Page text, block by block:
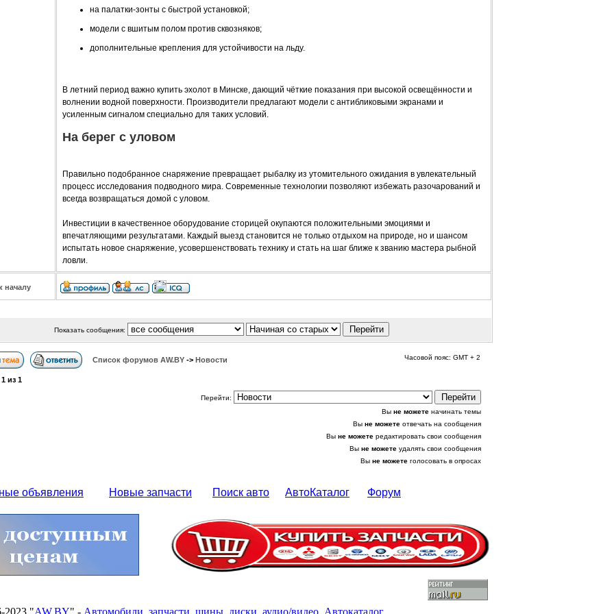
на палатки-зонты с быстрой установкой;
модели с вшитым полом против сквозняков;
дополнительные крепления для устойчивости на льду.
В летний период важно купить эхолот в Минске, дающий чёткие показания при высокой освещённости и
волнении водной поверхности. Производители предлагают модели с антибликовыми экранами и
усиленным сигналом специально для таких условий.
На берег с уловом
Правильно подобранное снаряжение превращает рыбалку из утомительного ожидания в увлекательный
процесс исследования подводного мира. Современные технологии позволяют избежать разочарований и
всегда возвращаться домой с уловом.
Инвестиции в качественное оборудование сторицей окупаются положительными эмоциями и
впечатляющими результатами. Каждый выезд становится не только отдыхом на природе, но и шансом
испытать новое снаряжение, усовершенствовать технику и стать на шаг ближе к званию мастера рыбной
ловли.
началу
Показать сообщения:
Список форумов АW.BY -> Новости Часовой пояс: GMT + 2
1 из 1
Перейти:
Вы не можете начинать темы
Вы не можете отвечать на сообщения
Вы не можете редактировать свои сообщения
Вы не можете удалять свои сообщения
Вы не можете голосовать в опросах
объявления Новые запчасти Поиск авто АвтоКаталог Форум
2023 "AW.BY" - Автомобили запчасти шины диски аудио/видео Автокаталог,